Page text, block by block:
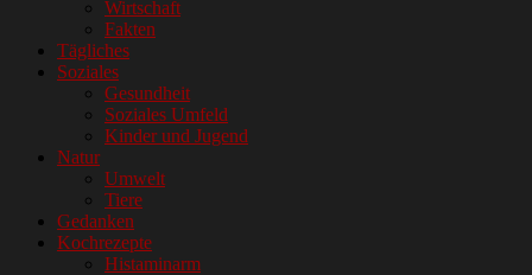
Wirtschaft
Fakten
Tägliches
Soziales
Gesundheit
Soziales Umfeld
Kinder und Jugend
Natur
Umwelt
Tiere
Gedanken
Kochrezepte
Histaminarm